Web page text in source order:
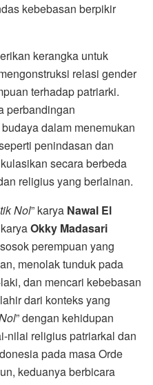
kebebasan berpikir
kerangka untuk
relasi gender
terhadap patriarki.
perbandingan
dalam menemukan
penindasan dan
secara berbeda
religius yang berlainan.
Nol” karya Nawal El
karyaOkky Madasari
perempuan yang
menolak tunduk pada
dan mencari kebebasan
dari konteks yang
” dengan kehidupan
nilai religius patriarkal dan
pada masa Orde
keduanya berbicara